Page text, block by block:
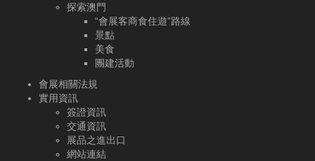
探索澳門
“會展客商食住遊”路線
景點
美食
團建活動
會展相關法規
實用資訊
簽證資訊
交通資訊
展品之進出口
網站連結